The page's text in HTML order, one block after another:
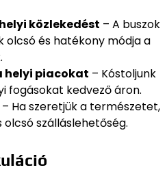
közlekedést – A buszok
olcsó és hatékony módja a
helyi piacokat – Kóstoljunk
fogásokat kedvező áron.
– Ha szeretjük a természetet,
szálláslehetőség.